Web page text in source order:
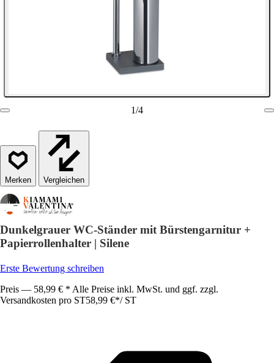
1/4
Vergleichen
Dunkelgrauer WC-Ständer mit Bürstengarnitur +
Papierrollenhalter | Silene
Erste Bewertung schreiben
Preis — 58,99 € * Alle Preise inkl. MwSt. und ggf. zzgl.
Versandkosten pro ST58,99 €*/ ST